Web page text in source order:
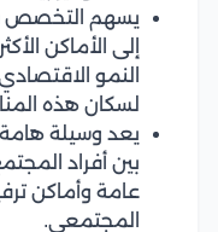
يسهم التخصص
إلى الأماكن
النمو
لسكان هذه
يعد وسيلة
بين أفراد
عامة وأماكن
المجتمعي.